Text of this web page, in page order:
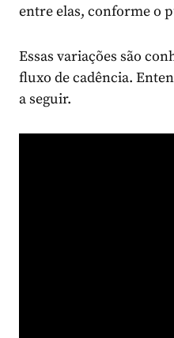
entre elas, conforme o
Essas variações são
fluxo de cadência.
a seguir.